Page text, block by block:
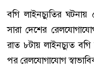
বগি লাইনচ্যুতির ঘটনায়
সারা দেশের
রাত ৮টায় লাইনচ্যুত বগি
পর রেলযোগাযোগ